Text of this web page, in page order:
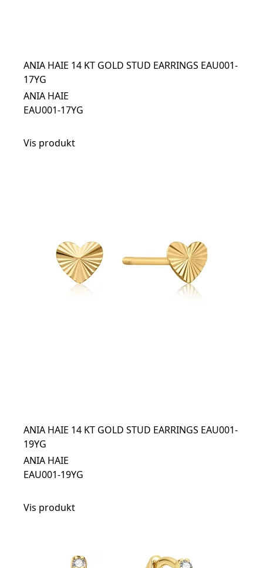
ANIA HAIE 14 KT GOLD STUD EARRINGS EAU001-
17YG
ANIA HAIE
EAU001-17YG
Vis produkt
ANIA HAIE 14 KT GOLD STUD EARRINGS EAU001-
19YG
ANIA HAIE
EAU001-19YG
Vis produkt